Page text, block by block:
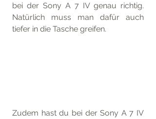
bei der Sony A 7 IV genau richtig.
Natürlich muss man dafür auch
tiefer in die Tasche greifen.
Zudem hast du bei der Sony A 7 IV